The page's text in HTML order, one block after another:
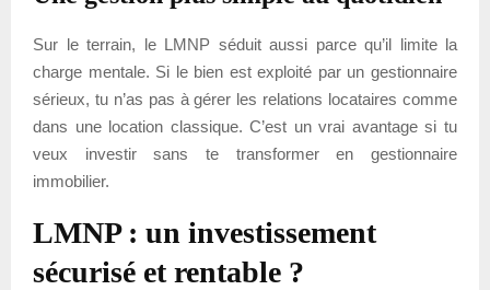
Sur le terrain, le LMNP séduit aussi parce qu’il limite la
charge mentale. Si le bien est exploité par un gestionnaire
sérieux, tu n’as pas à gérer les relations locataires comme
dans une location classique. C’est un vrai avantage si tu
veux investir sans te transformer en gestionnaire
immobilier.
LMNP : un investissement
sécurisé et rentable ?